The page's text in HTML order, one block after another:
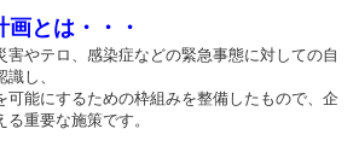
とは・・・
害やテロ、感染症などの緊急事態に対しての自
し、
可能にするための枠組みを整備したもので、企
重要な施策です。